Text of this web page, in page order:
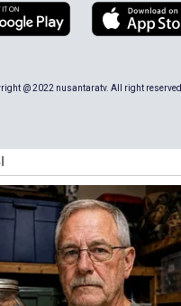
@ 2022 nusantaratv. All right reserved